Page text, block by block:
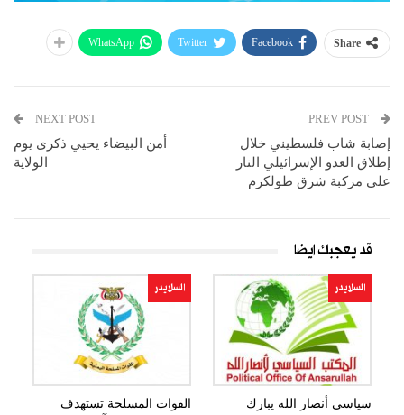
Share
Facebook
Twitter
WhatsApp
إصابة شاب فلسطيني خلال
إطلاق العدو الإسرائيلي النار
على مركبة شرق طولكرم
NEXT POST
أمن البيضاء يحيي ذكرى يوم
الولاية
قد يعجبك ايضا
السلايدر
سياسي أنصار الله يبارك
السلايدر
القوات المسلحة تستهدف